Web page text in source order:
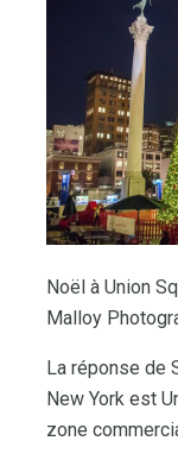
Noël à Union
Malloy
La réponse de
New York est
zone